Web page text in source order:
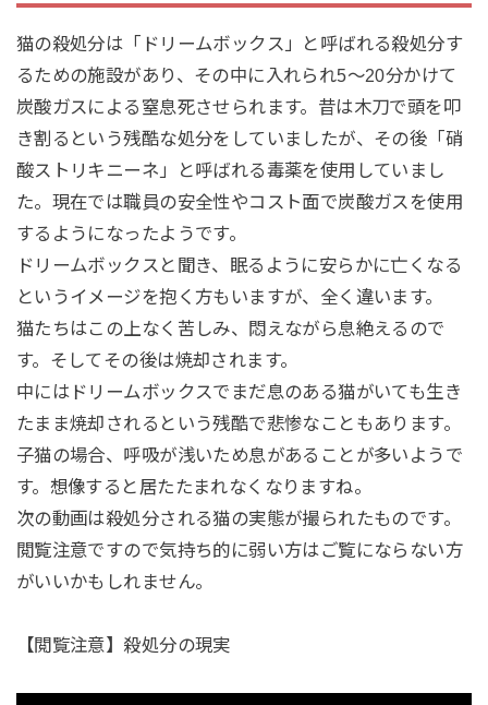
猫の殺処分は「ドリームボックス」と呼ばれる殺処分す
るための施設があり、その中に入れられ5～20分かけて
炭酸ガスによる窒息死させられます。昔は木刀で頭を叩
き割るという残酷な処分をしていましたが、その後「硝
酸ストリキニーネ」と呼ばれる毒薬を使用していまし
た。現在では職員の安全性やコスト面で炭酸ガスを使用
するようになったようです。
ドリームボックスと聞き、眠るように安らかに亡くなる
というイメージを抱く方もいますが、全く違います。
猫たちはこの上なく苦しみ、悶えながら息絶えるので
す。そしてその後は焼却されます。
中にはドリームボックスでまだ息のある猫がいても生き
たまま焼却されるという残酷で悲惨なこともあります。
子猫の場合、呼吸が浅いため息があることが多いようで
す。想像すると居たたまれなくなりますね。
次の動画は殺処分される猫の実態が撮られたものです。
閲覧注意ですので気持ち的に弱い方はご覧にならない方
がいいかもしれません。
【閲覧注意】殺処分の現実